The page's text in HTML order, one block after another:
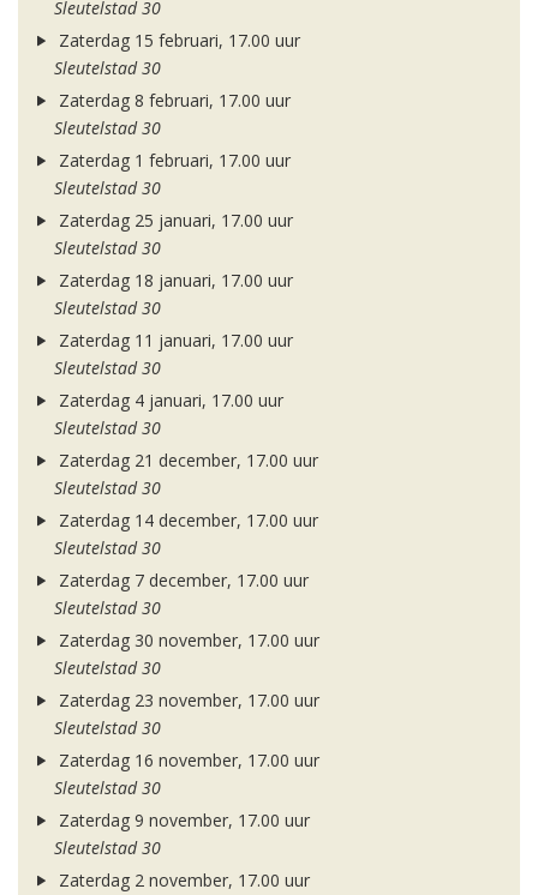
Sleutelstad 30
Zaterdag 15 februari, 17.00 uur
Sleutelstad 30
Zaterdag 8 februari, 17.00 uur
Sleutelstad 30
Zaterdag 1 februari, 17.00 uur
Sleutelstad 30
Zaterdag 25 januari, 17.00 uur
Sleutelstad 30
Zaterdag 18 januari, 17.00 uur
Sleutelstad 30
Zaterdag 11 januari, 17.00 uur
Sleutelstad 30
Zaterdag 4 januari, 17.00 uur
Sleutelstad 30
Zaterdag 21 december, 17.00 uur
Sleutelstad 30
Zaterdag 14 december, 17.00 uur
Sleutelstad 30
Zaterdag 7 december, 17.00 uur
Sleutelstad 30
Zaterdag 30 november, 17.00 uur
Sleutelstad 30
Zaterdag 23 november, 17.00 uur
Sleutelstad 30
Zaterdag 16 november, 17.00 uur
Sleutelstad 30
Zaterdag 9 november, 17.00 uur
Sleutelstad 30
Zaterdag 2 november, 17.00 uur